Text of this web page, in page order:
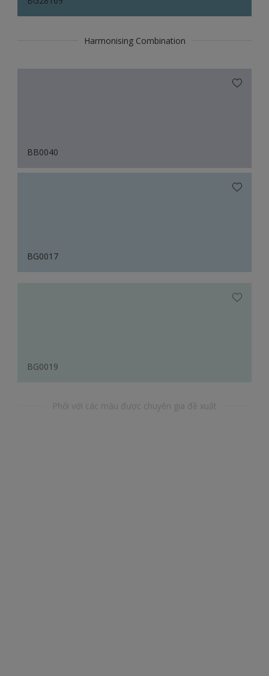
Harmonising Combination
BB0040
BG0017